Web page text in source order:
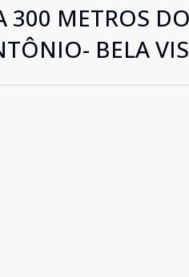
METROS
BELA